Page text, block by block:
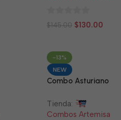
0
$145.00 $130.00
-13%
NEW
Combo Asturiano
Tienda:
Combos Artemisa